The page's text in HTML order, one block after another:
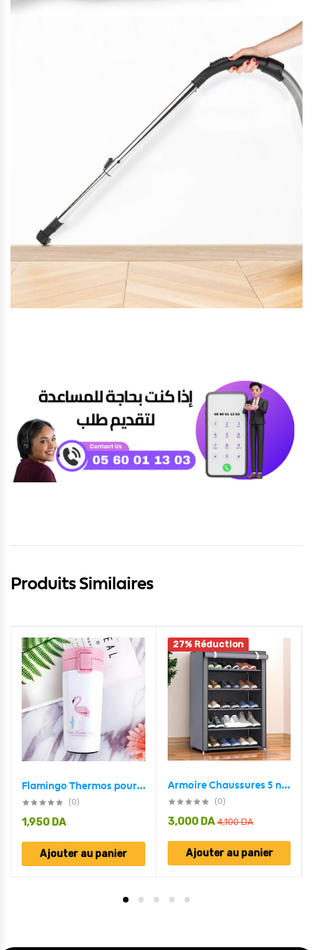
Produits Similaires
Flamingo Thermos pour tasses à café de 380ML en acier inoxydable
(0)
1,950 DA
Ajouter au panier
27% Réduction
Armoire Chaussures 5 niveaux étagères 15 paires ou plus très pratique pour Salon, Chambre et Entrée
(0)
4,100DA
3,000 DA
Ajouter au panier